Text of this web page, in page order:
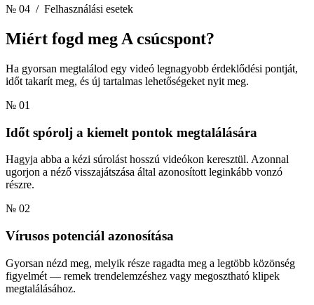
№ 04 / Felhasználási esetek
Miért fogd meg A csúcspont?
Ha gyorsan megtalálod egy videó legnagyobb érdeklődési pontját,
időt takarít meg, és új tartalmas lehetőségeket nyit meg.
№ 01
Időt spórolj a kiemelt pontok megtalálására
Hagyja abba a kézi súrolást hosszú videókon keresztül. Azonnal
ugorjon a néző visszajátszása által azonosított leginkább vonzó
részre.
№ 02
Vírusos potenciál azonosítása
Gyorsan nézd meg, melyik része ragadta meg a legtöbb közönség
figyelmét — remek trendelemzéshez vagy megosztható klipek
megtalálásához.